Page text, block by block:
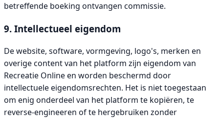
betreffende boeking ontvangen commissie.
9. Intellectueel eigendom
De website, software, vormgeving, logo's, merken en
overige content van het platform zijn eigendom van
Recreatie Online en worden beschermd door
intellectuele eigendomsrechten. Het is niet toegestaan
om enig onderdeel van het platform te kopiëren, te
reverse-engineeren of te hergebruiken zonder